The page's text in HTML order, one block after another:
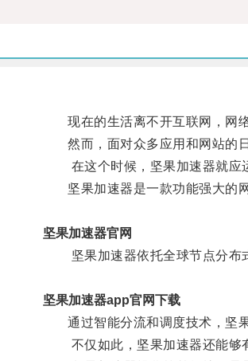
现在的生活离不开互联网，网络
然而，面对众多应用和网站的日
在这个时候，坚果加速器就应
坚果加速器是一款功能强大的网
坚果加速器官网
坚果加速器依托全球节点分布式
坚果加速器app官网下载
通过智能分流和调度技术，坚果
不仅如此，坚果加速器还能够有